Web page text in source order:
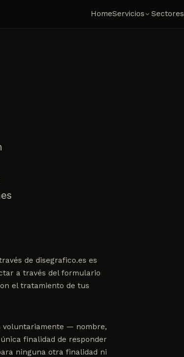
HomeServicios Sectores
de disegrafico.es es
a través del formulario
el tratamiento de tus
voluntariamente — nombre,
finalidad de responder
ninguna otra finalidad ni